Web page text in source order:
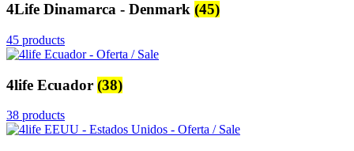
4Life Dinamarca - Denmark (45)
45 products
4life Ecuador (38)
38 products